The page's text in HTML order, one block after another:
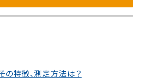
特徴、測定方法は？